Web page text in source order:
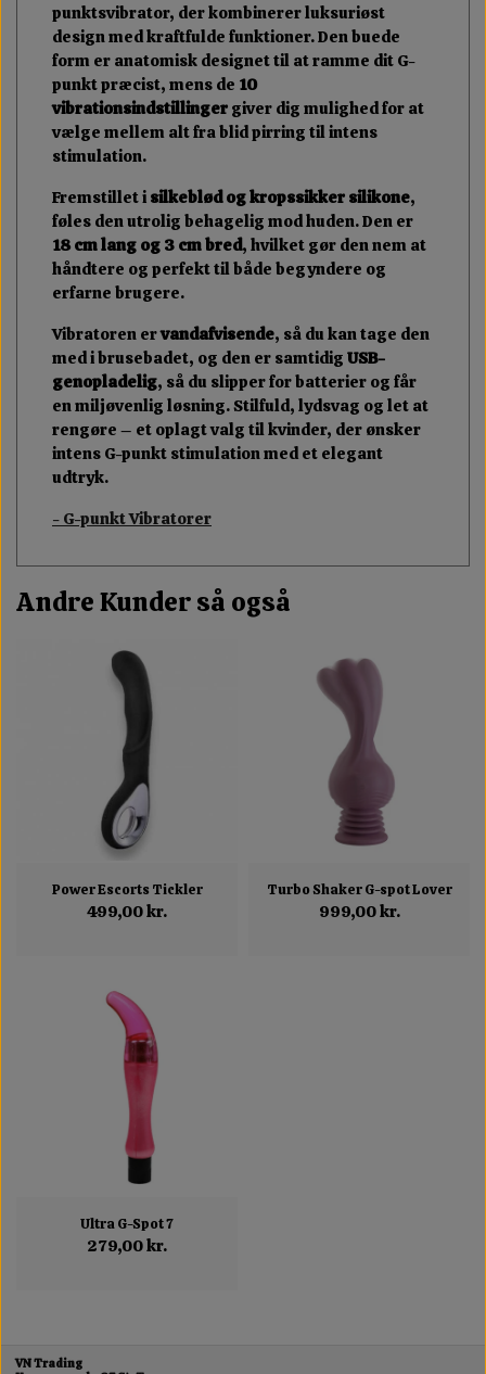
punktsvibrator, der kombinerer luksuriøst
design med kraftfulde funktioner. Den buede
form er anatomisk designet til at ramme dit G-
punkt præcist, mens de 10
vibrationsindstillinger giver dig mulighed for at
vælge mellem alt fra blid pirring til intens
stimulation.
Fremstillet i silkeblød og kropssikker silikone,
føles den utrolig behagelig mod huden. Den er
18 cm lang og 3 cm bred, hvilket gør den nem at
håndtere og perfekt til både begyndere og
erfarne brugere.
Vibratoren ervandafvisende, så du kan tage den
med i brusebadet, og den er samtidig USB-
genopladelig, så du slipper for batterier og får
en miljøvenlig løsning. Stilfuld, lydsvag og let at
rengøre – et oplagt valg til kvinder, der ønsker
intens G-punkt stimulation med et elegant
udtryk.
- G-punkt Vibratorer
Andre Kunder så også
Power Escorts Tickler
499,00 kr.
Turbo Shaker G-spot Lover
999,00 kr.
Ultra G-Spot 7
279,00 kr.
VN Trading